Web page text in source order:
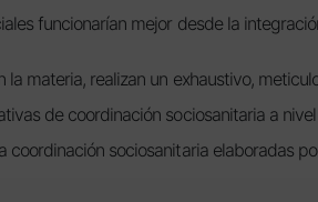
funcionarían mejor desde la
materia, realizan un exhaustivo,
de coordinación sociosanitaria a
sociosanitaria elaboradas